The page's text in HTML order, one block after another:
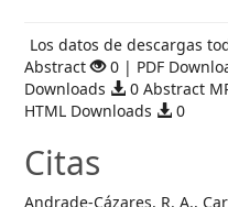
Los datos de descargas
Abstract
0 | PDF
Downloads
0 Abstract
HTML Downloads
0
Citas
Andrade-Cázares, R. A.,